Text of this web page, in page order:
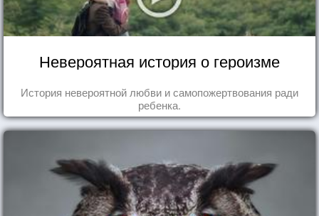
Невероятная история о героизме
История невероятной любви и самопожертвования ради
ребенка.